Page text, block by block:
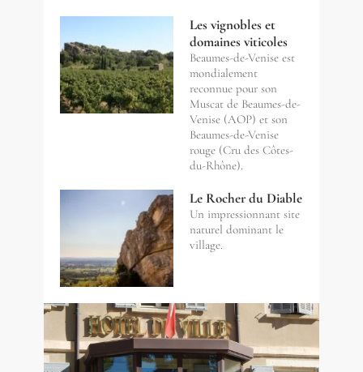
Les vignobles et
domaines viticoles
Beaumes-de-Venise est
mondialement
reconnue pour son
Muscat de Beaumes-de-
Venise (AOP) et son
Beaumes-de-Venise
rouge (Cru des Côtes-
du-Rhône).
Le Rocher du Diable
Un impressionnant site
naturel dominant le
village.